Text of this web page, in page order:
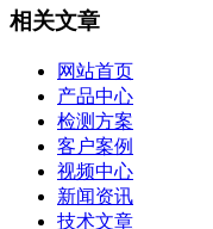
相关文章
网站首页
产品中心
检测方案
客户案例
视频中心
新闻资讯
技术文章